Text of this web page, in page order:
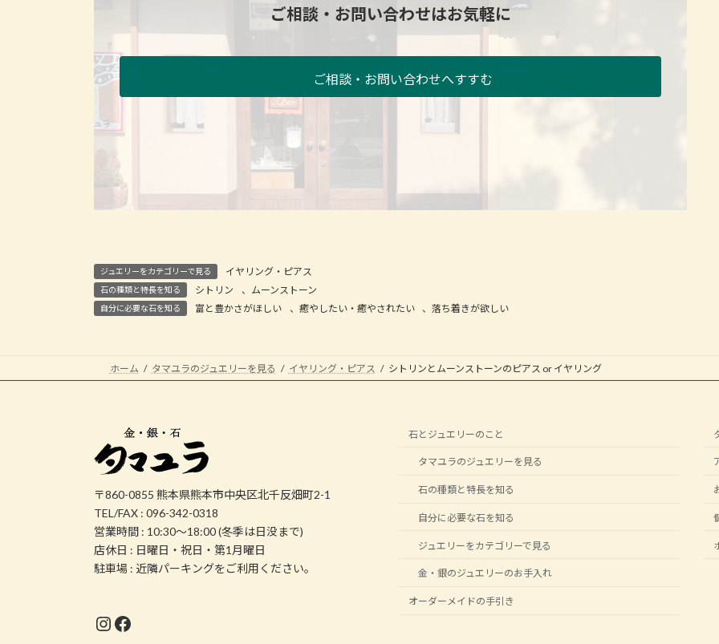
ご相談・お問い合わせはお気軽に
ご相談・お問い合わせへすすむ
ジュエリーをカテゴリーで見る イヤリング・ピアス
石の種類と特長を知る シトリン 、 ムーンストーン
自分に必要な石を知る 富と豊かさがほしい 、 癒やしたい・癒やされたい 、落ち着きが欲しい
ホーム タマユラのジュエリーを見る イヤリング・ピアス シトリンとムーンストーンのピアス or イヤリング
〒860-0855 熊本県熊本市中央区北千反畑町2-1
TEL/FAX : 096-342-0318
営業時間 : 10:30～18:00 (冬季は日没まで)
店休日 : 日曜日・祝日・第1月曜日
駐車場 : 近隣パーキングをご利用ください。
Instagram
Facebook
石とジュエリーのこと
タマユラのジュエリーを見る
石の種類と特長を知る
自分に必要な石を知る
ジュエリーをカテゴリーで見る
金・銀のジュエリーのお手入れ
オーダーメイドの手引き